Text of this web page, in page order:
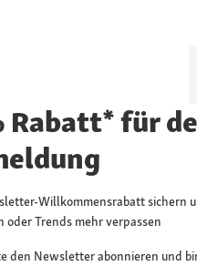
Rabatt* für
Willkommensrabatt sichern
oder Trends mehr verpassen
den Newsletter abonnieren und